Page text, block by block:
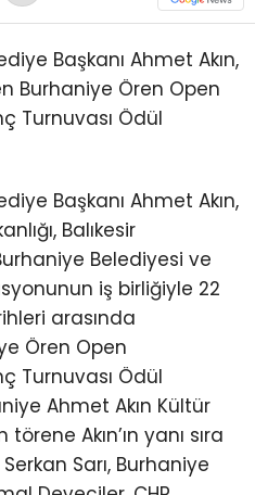
Başkanı Ahmet Akın,
Burhaniye Ören Open
Turnuvası Ödül
Başkanı Ahmet Akın,
Balıkesir
Belediyesi ve
iş birliğiyle 22
arasında
Ören Open
Turnuvası Ödül
Ahmet Akın Kültür
Akın’ın yanı sıra
Sarı, Burhaniye